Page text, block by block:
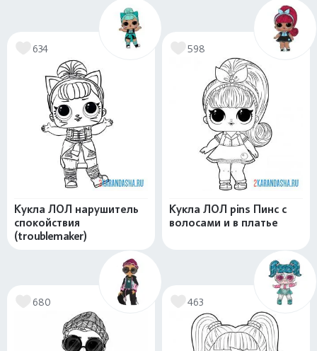
634
Кукла ЛОЛ нарушитель
спокойствия
(troublemaker)
598
Кукла ЛОЛ pins Пинс с
волосами и в платье
680 463